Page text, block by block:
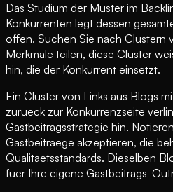
Das Studium der Muster im
Konkurrenten legt dessen
offen. Suchen Sie nach Clustern
Merkmale teilen, diese Cluster
hin, die der Konkurrent einsetzt.
Ein Cluster von Links aus Blogs
zurueck zur Konkurrenzseite
Gastbeitragsstrategie hin.
Gastbeitraege akzeptieren, die
Qualitaetsstandards. Dieselben
fuer Ihre eigene Gastbeitrags-